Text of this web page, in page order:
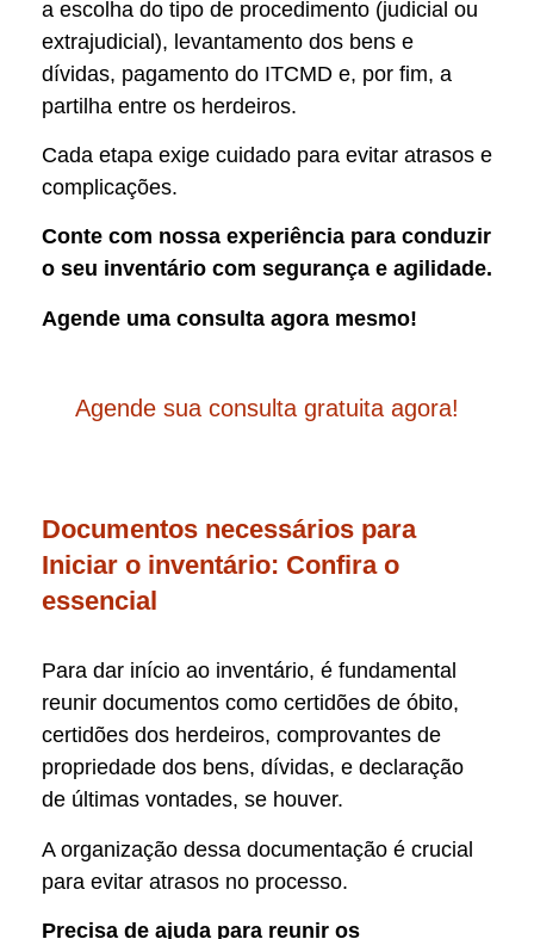
a escolha do tipo de procedimento (judicial ou
extrajudicial), levantamento dos bens e
dívidas, pagamento do ITCMD e, por fim, a
partilha entre os herdeiros.
Cada etapa exige cuidado para evitar atrasos e
complicações.
Conte com nossa experiência para conduzir
o seu inventário com segurança e agilidade.
Agende uma consulta agora mesmo!
Agende sua consulta gratuita agora!
Documentos necessários para
Iniciar o inventário: Confira o
essencial
Para dar início ao inventário, é fundamental
reunir documentos como certidões de óbito,
certidões dos herdeiros, comprovantes de
propriedade dos bens, dívidas, e declaração
de últimas vontades, se houver.
A organização dessa documentação é crucial
para evitar atrasos no processo.
Precisa de ajuda para reunir os